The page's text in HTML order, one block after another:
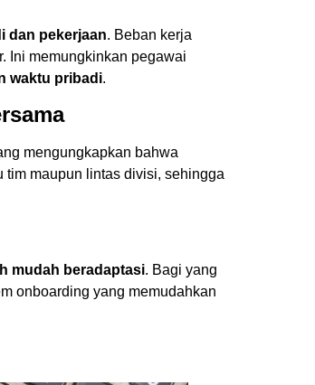
dan pekerjaan. Beban kerja
Ini memungkinkan pegawai
waktu pribadi.
mengungkapkan bahwa
tim maupun lintas divisi, sehingga
mudah beradaptasi. Bagi yang
onboarding yang memudahkan